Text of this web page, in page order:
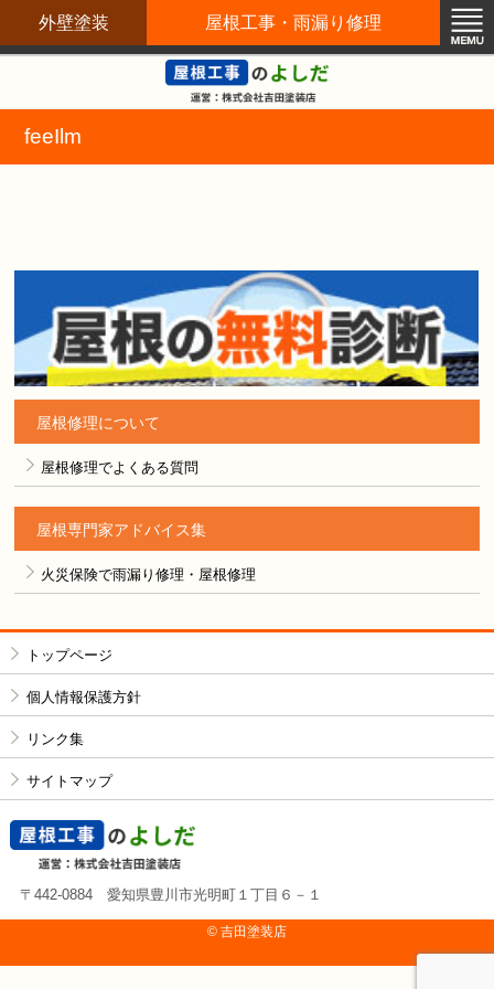
外壁塗装 屋根工事・雨漏り修理
feeIlm
屋根修理について
屋根修理でよくある質問
屋根専門家アドバイス集
火災保険で雨漏り修理・屋根修理
トップページ
個人情報保護方針
リンク集
サイトマップ
〒442-0884 愛知県豊川市光明町１丁目６－１
© 吉⽥塗装店